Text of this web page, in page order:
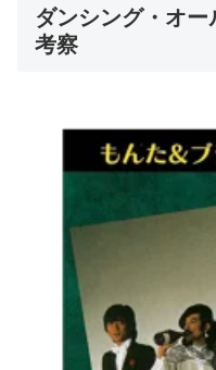
ダンシング・オ
考察